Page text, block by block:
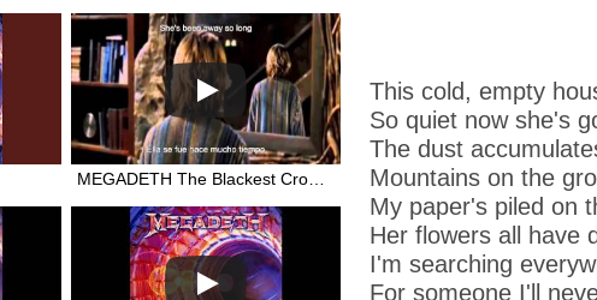
MEGADETH The Blackest Crow SUB AL ESP & LYRICS
This cold, empty
So quiet now she's
The dust
Mountains on the
My paper's piled on
Her flowers all have
I'm searching
For someone I'll